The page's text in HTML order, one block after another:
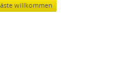
willkommen